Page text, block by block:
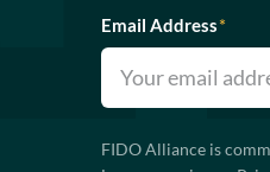
Email Address*
FIDO Alliance is